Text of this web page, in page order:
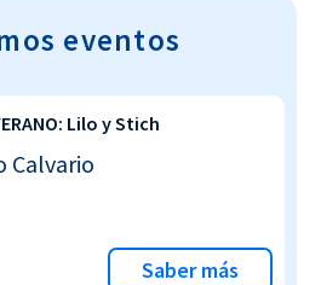
eventos
Lilo y Stich
Calvario
Saber más